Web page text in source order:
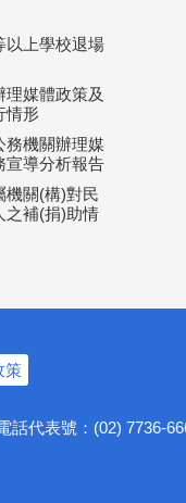
以上學校退場
媒體政策及
情形
務機關辦理媒
宣導分析報告
機關(構)對民
之補(捐)助情
策
話代表號：(02) 7736-